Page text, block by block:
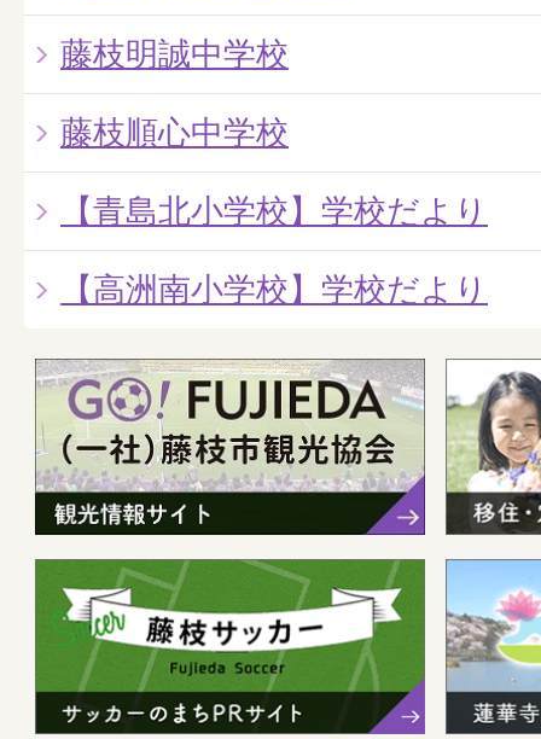
藤枝明誠中学校
藤枝順心中学校
【青島北小学校】学校だより
【高洲南小学校】学校だより